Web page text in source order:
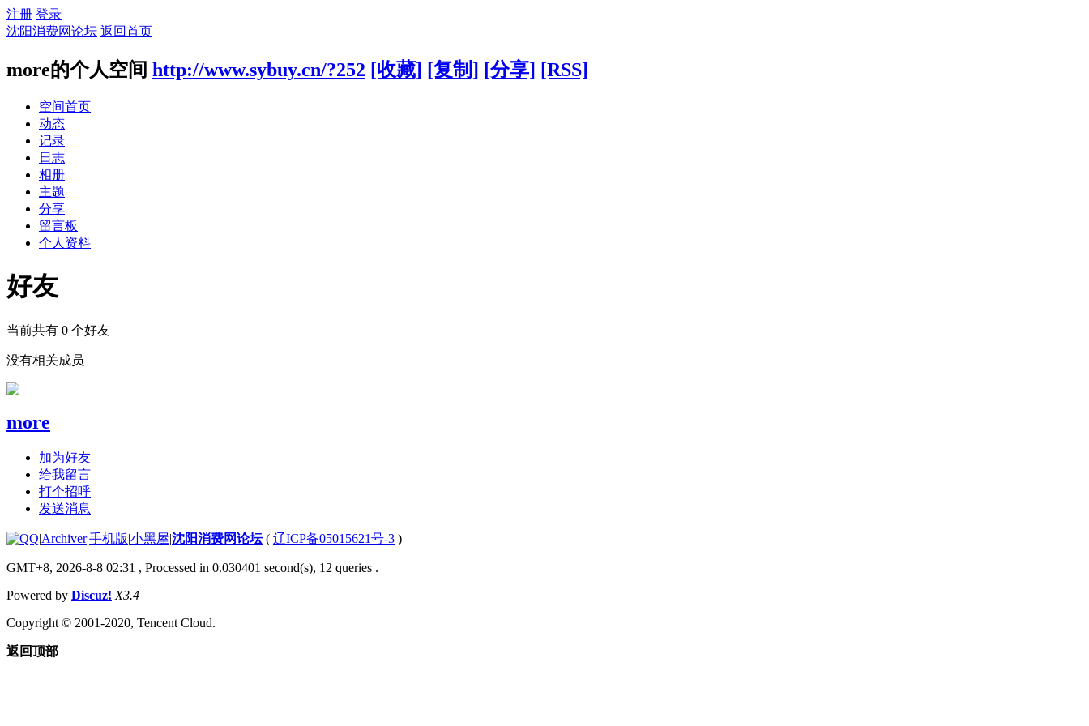
注册 登录
沈阳消费网论坛 返回首页
more的个人空间 http://www.sybuy.cn/?252 [收藏] [复制] [分享] [RSS]
空间首页
动态
记录
日志
相册
主题
分享
留言板
个人资料
好友
当前共有 0 个好友
没有相关成员
more
加为好友
给我留言
打个招呼
发送消息
|Archiver|手机版|小黑屋|沈阳消费网论坛( 辽ICP备05015621号-3 )
GMT+8, 2026-8-8 02:31 , Processed in 0.030401 second(s), 12 queries .
Powered by Discuz! X3.4
Copyright © 2001-2020, Tencent Cloud.
返回顶部